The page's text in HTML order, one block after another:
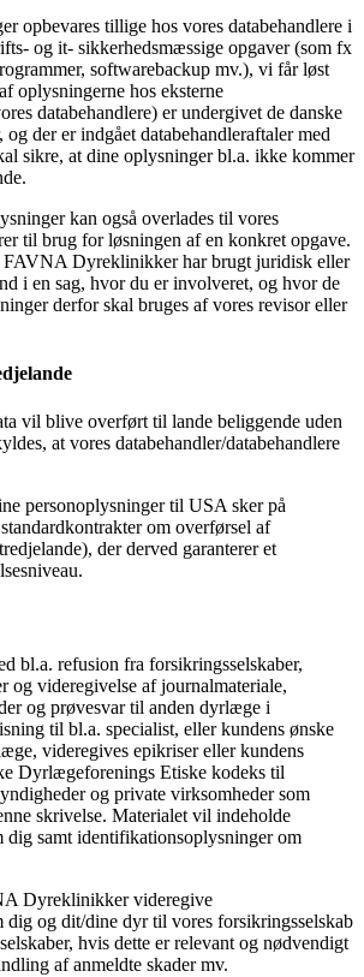
opbevares tillige hos vores databehandlere i
og it- sikkerhedsmæssige opgaver (som fx
softwarebackup mv.), vi får løst
oplysningerne hos eksterne
databehandlere) er undergivet de danske
og der er indgået databehandleraftaler med
sikre, at dine oplysninger bl.a. ikke kommer
kan også overlades til vores
til brug for løsningen af en konkret opgave.
Dyreklinikker har brugt juridisk eller
i en sag, hvor du er involveret, og hvor de
derfor skal bruges af vores revisor eller
vil blive overført til lande beliggende uden
at vores databehandler/databehandlere
personoplysninger til USA sker på
om overførsel af
der derved garanterer et
bl.a. refusion fra forsikringsselskaber,
og videregivelse af journalmateriale,
og prøvesvar til anden dyrlæge i
til bl.a. specialist, eller kundens ønske
videregives epikriser eller kundens
Dyrlægeforenings Etiske kodeks til
og private virksomheder som
skrivelse. Materialet vil indeholde
dig samt identifikationsoplysninger om
Dyreklinikker videregive
dig og dit/dine dyr til vores forsikringsselskab
hvis dette er relevant og nødvendigt
af anmeldte skader mv.